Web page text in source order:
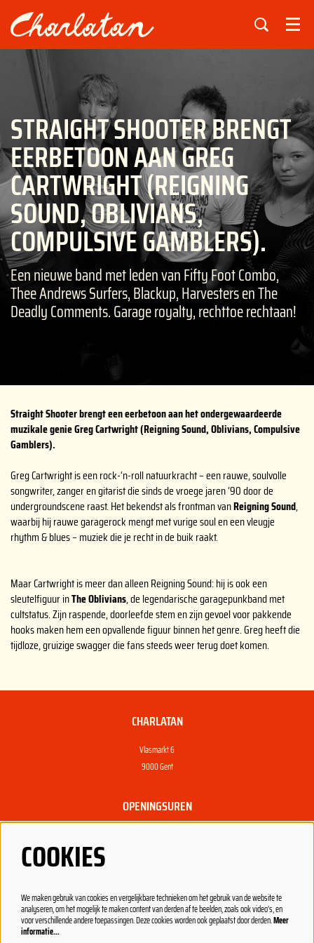
Menu
STRAIGHT SHOOTER BRENGT
EERBETOON AAN GREG
CARTWRIGHT (REIGNING
SOUND, OBLIVIANS,
COMPULSIVE GAMBLERS).
Een nieuwe band met leden van Fifty Foot Combo,
Thee Andrews Surfers, Blackup, Harvesters en The
Deadly Comments. Garage royalty, rechttoe rechtaan!
Straight Shooter brengt een eerbetoon aan het ondergewaardeerde
muzikale genie Greg Cartwright (Reigning Sound, Oblivians, Compulsive
Gamblers).
Greg Cartwright is een rock-‘n-roll natuurkracht – een rauwe, soulvolle
songwriter, zanger en gitarist die sinds de vroege jaren ‘90 door de
undergroundscene raast. Het bekendst als frontman vanReigning Sound,
waarbij hij rauwe garagerock mengt met vurige soul en een vleugje
rhythm & blues – muziek die je recht in de buik raakt.
Maar Cartwright is meer dan alleen Reigning Sound: hij is ook een
sleutelfiguur inThe Oblivians, de legendarische garagepunkband met
cultstatus. Zijn raspende, doorleefde stem en zijn gevoel voor pakkende
hooks maken hem een opvallende figuur binnen het genre. Greg heeft die
tijdloze, gruizige swagger die fans steeds weer terug doet komen.
CHARLATAN
Vlasmarkt 6
9000 Gent
OPENINGSUREN
PRAKTISCH
Nieuwsgierig?
COOKIES
We maken gebruik van cookies en vergelijkbare technieken om het gebruik van de website te
analyseren, om het mogelijk te maken content van derden af te beelden, zoals ook video’s, en
voor verschillende andere toepassingen. Deze cookies worden ook geplaatst door derden.Meer
informatie…